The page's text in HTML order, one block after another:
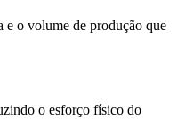
e o volume de produção que
o esforço físico do